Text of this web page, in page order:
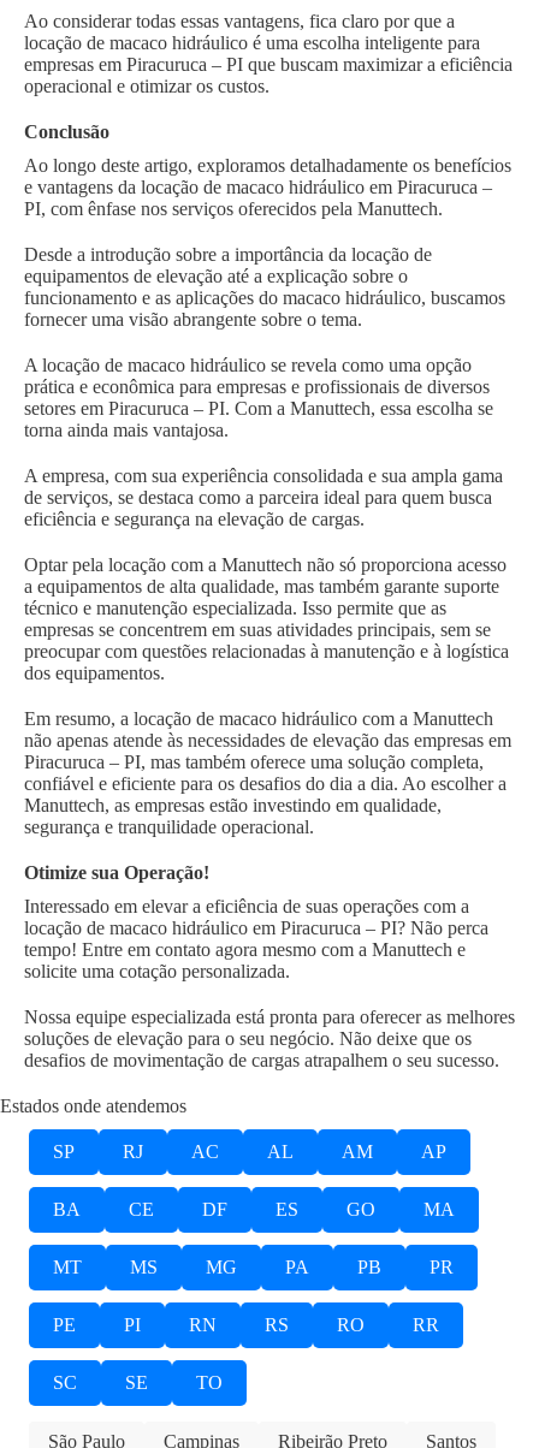
Ao considerar todas essas vantagens, fica claro por que a
locação de macaco hidráulico é uma escolha inteligente para
empresas em Piracuruca – PI que buscam maximizar a eficiência
operacional e otimizar os custos.
Conclusão
Ao longo deste artigo, exploramos detalhadamente os benefícios
e vantagens da locação de macaco hidráulico em Piracuruca –
PI, com ênfase nos serviços oferecidos pela Manuttech.
Desde a introdução sobre a importância da locação de
equipamentos de elevação até a explicação sobre o
funcionamento e as aplicações do macaco hidráulico, buscamos
fornecer uma visão abrangente sobre o tema.
A locação de macaco hidráulico se revela como uma opção
prática e econômica para empresas e profissionais de diversos
setores em Piracuruca – PI. Com a Manuttech, essa escolha se
torna ainda mais vantajosa.
A empresa, com sua experiência consolidada e sua ampla gama
de serviços, se destaca como a parceira ideal para quem busca
eficiência e segurança na elevação de cargas.
Optar pela locação com a Manuttech não só proporciona acesso
a equipamentos de alta qualidade, mas também garante suporte
técnico e manutenção especializada. Isso permite que as
empresas se concentrem em suas atividades principais, sem se
preocupar com questões relacionadas à manutenção e à logística
dos equipamentos.
Em resumo, a locação de macaco hidráulico com a Manuttech
não apenas atende às necessidades de elevação das empresas em
Piracuruca – PI, mas também oferece uma solução completa,
confiável e eficiente para os desafios do dia a dia. Ao escolher a
Manuttech, as empresas estão investindo em qualidade,
segurança e tranquilidade operacional.
Otimize sua Operação!
Interessado em elevar a eficiência de suas operações com a
locação de macaco hidráulico em Piracuruca – PI? Não perca
tempo! Entre em contato agora mesmo com a Manuttech e
solicite uma cotação personalizada.
Nossa equipe especializada está pronta para oferecer as melhores
soluções de elevação para o seu negócio. Não deixe que os
desafios de movimentação de cargas atrapalhem o seu sucesso.
Estados onde atendemos
SP RJ AC AL AM AP
BA CE DF ES GO MA
MT MS MG PA PB PR
PE PI RN RS RO RR
SC SE TO
São Paulo Campinas Ribeirão Preto
Santos